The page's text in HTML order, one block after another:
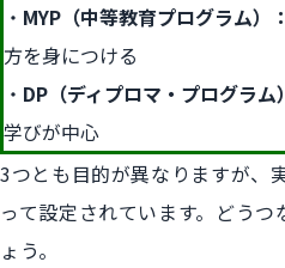
MYP（中等教育プログラム）：
方を身につける
DP（ディプロマ・プログラム
学びが中心
3つとも目的が異なりますが、
って設定されています。どう
ょう。